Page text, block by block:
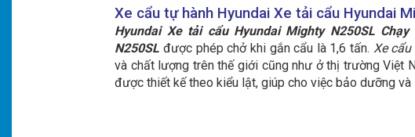
Xe cẩu tự hành Hyundai Xe tải cẩu Hyundai
Hyundai Xe tải cẩu Hyundai Mighty N250SL Chạy
N250SL được phép chở khi gắn cẩu là 1,6 tấn. Xe
và chất lượng trên thế giới cũng như ở thị trường Việt
được thiết kế theo kiểu lật, giúp cho việc bảo dưỡng và